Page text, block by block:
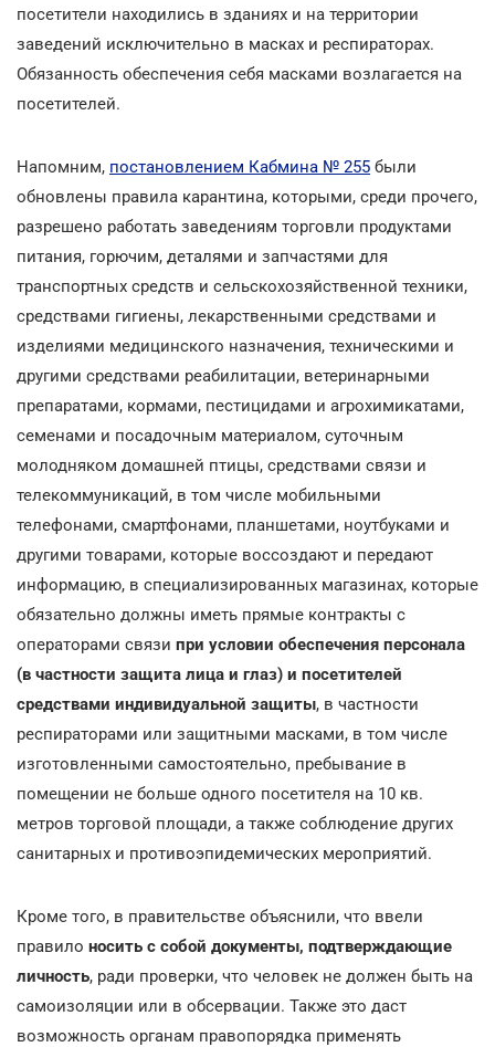
посетители находились в зданиях и на территории
заведений исключительно в масках и респираторах.
Обязанность обеспечения себя масками возлагается на
посетителей.
Напомним, постановлением Кабмина № 255 были
обновлены правила карантина, которыми, среди прочего,
разрешено работать заведениям торговли продуктами
питания, горючим, деталями и запчастями для
транспортных средств и сельскохозяйственной техники,
средствами гигиены, лекарственными средствами и
изделиями медицинского назначения, техническими и
другими средствами реабилитации, ветеринарными
препаратами, кормами, пестицидами и агрохимикатами,
семенами и посадочным материалом, суточным
молодняком домашней птицы, средствами связи и
телекоммуникаций, в том числе мобильными
телефонами, смартфонами, планшетами, ноутбуками и
другими товарами, которые воссоздают и передают
информацию, в специализированных магазинах, которые
обязательно должны иметь прямые контракты с
операторами связи при условии обеспечения персонала
(в частности защита лица и глаз) и посетителей
средствами индивидуальной защиты, в частности
респираторами или защитными масками, в том числе
изготовленными самостоятельно, пребывание в
помещении не больше одного посетителя на 10 кв.
метров торговой площади, а также соблюдение других
санитарных и противоэпидемических мероприятий.
Кроме того, в правительстве объяснили, что ввели
правило носить с собой документы, подтверждающие
личность, ради проверки, что человек не должен быть на
самоизоляции или в обсервации. Также это даст
возможность органам правопорядка применять